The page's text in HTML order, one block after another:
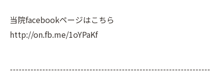
当院facebookページはこちら
http://on.fb.me/1oYPaKf
--------------------------------------------------------------------